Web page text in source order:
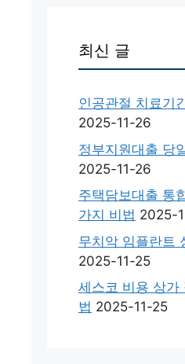
최신 글
인공관절 치료기
2025-11-26
정부지원대출 당
2025-11-26
주택담보대출 통
가지 비법 2025-
무치악 임플란트
2025-11-25
세스코 비용 상
법 2025-11-25